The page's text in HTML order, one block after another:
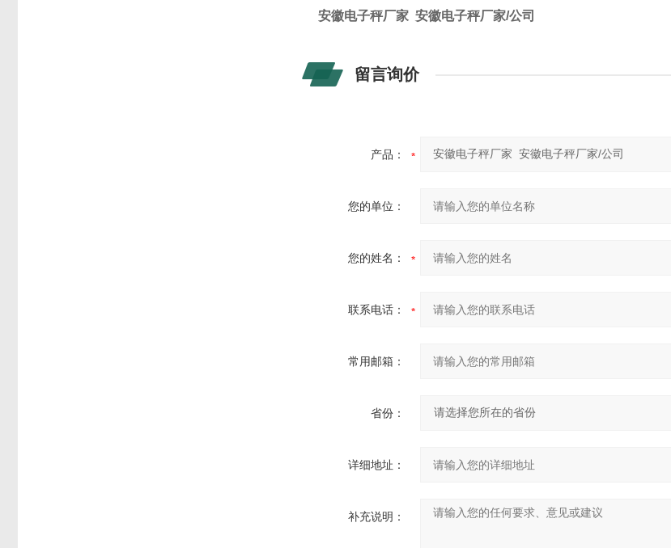
安徽电子秤厂家 安徽电子秤厂家/公司
留言询价
产品：
您的单位：
您的姓名：
联系电话：
常用邮箱：
省份：
详细地址：
补充说明：